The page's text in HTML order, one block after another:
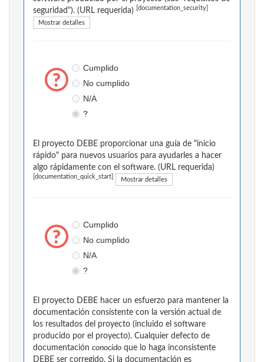
seguridad"). (URL requerida)
[documentation_security]
Mostrar detalles
Cumplido
No cumplido
N/A
?
El proyecto DEBE proporcionar una guía de "inicio
rápido" para nuevos usuarios para ayudarles a hacer
algo rápidamente con el software. (URL requerida)
[documentation_quick_start] Mostrar detalles
Cumplido
No cumplido
N/A
?
El proyecto DEBE hacer un esfuerzo para mantener la
documentación consistente con la versión actual de
los resultados del proyecto (incluido el software
producido por el proyecto). Cualquier defecto de
documentación conocido que lo haga inconsistente
DEBE ser corregido. Si la documentación es